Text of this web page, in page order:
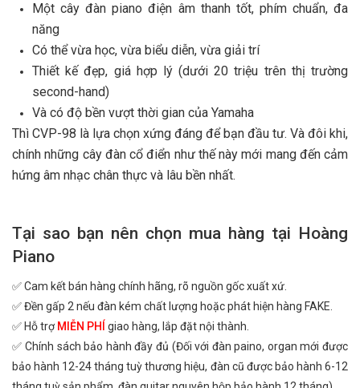
Một cây đàn piano điện âm thanh tốt, phím chuẩn, đa
năng
Có thể vừa học, vừa biểu diễn, vừa giải trí
Thiết kế đẹp, giá hợp lý (dưới 20 triệu trên thị trường
second-hand)
Và có độ bền vượt thời gian của Yamaha
Thì CVP-98 là lựa chọn xứng đáng để bạn đầu tư. Và đôi khi,
chính những cây đàn cổ điển như thế này mới mang đến cảm
hứng âm nhạc chân thực và lâu bền nhất.
Tại sao bạn nên chọn mua hàng tại Hoàng
Piano
✅ Cam kết bán hàng chính hãng, rõ nguồn gốc xuất xứ.
✅ Đền gấp 2 nếu đàn kém chất lượng hoặc phát hiện hàng FAKE.
✅ Hỗ trợ MIỄN PHÍ giao hàng, lắp đặt nội thành.
✅ Chính sách bảo hành đầy đủ (Đối với đàn paino, organ mới được
bảo hành 12-24 tháng tuỳ thương hiệu, đàn cũ được bảo hành 6-12